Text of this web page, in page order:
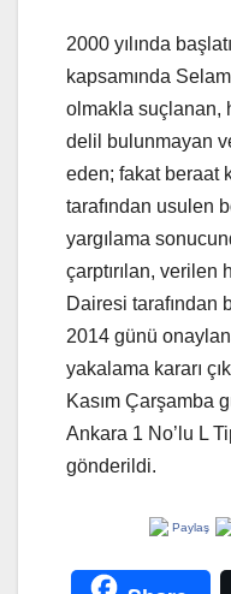
2000 yılında
kapsamında
olmakla suçlanan,
delil bulunmayan
eden; fakat beraat
tarafından usulen
yargılama
çarptırılan, verilen
Dairesi tarafından
2014 günü
yakalama kararı
Kasım Çarşamba
Ankara 1 No’lu L
gönderildi.
Paylaş